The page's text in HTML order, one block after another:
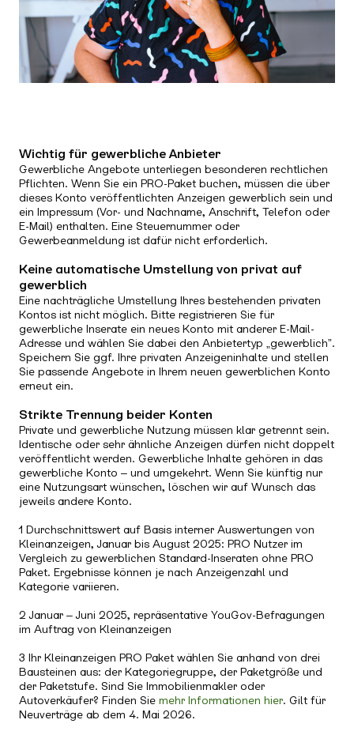
Wichtig für gewerbliche Anbieter
Gewerbliche Angebote unterliegen besonderen rechtlichen
Pflichten. Wenn Sie ein PRO-Paket buchen, müssen die über
dieses Konto veröffentlichten Anzeigen gewerblich sein und
ein Impressum (Vor- und Nachname, Anschrift, Telefon oder
E-Mail) enthalten. Eine Steuernummer oder
Gewerbeanmeldung ist dafür nicht erforderlich.
Keine automatische Umstellung von privat auf
gewerblich
Eine nachträgliche Umstellung Ihres bestehenden privaten
Kontos ist nicht möglich. Bitte registrieren Sie für
gewerbliche Inserate ein neues Konto mit anderer E-Mail-
Adresse und wählen Sie dabei den Anbietertyp „gewerblich”.
Speichern Sie ggf. Ihre privaten Anzeigeninhalte und stellen
Sie passende Angebote in Ihrem neuen gewerblichen Konto
erneut ein.
Strikte Trennung beider Konten
Private und gewerbliche Nutzung müssen klar getrennt sein.
Identische oder sehr ähnliche Anzeigen dürfen nicht doppelt
veröffentlicht werden. Gewerbliche Inhalte gehören in das
gewerbliche Konto – und umgekehrt. Wenn Sie künftig nur
eine Nutzungsart wünschen, löschen wir auf Wunsch das
jeweils andere Konto.
1 Durchschnittswert auf Basis interner Auswertungen von
Kleinanzeigen, Januar bis August 2025: PRO Nutzer im
Vergleich zu gewerblichen Standard-Inseraten ohne PRO
Paket. Ergebnisse können je nach Anzeigenzahl und
Kategorie variieren.
2 Januar – Juni 2025, repräsentative YouGov-Befragungen
im Auftrag von Kleinanzeigen
3 Ihr Kleinanzeigen PRO Paket wählen Sie anhand von drei
Bausteinen aus: der Kategoriegruppe, der Paketgröße und
der Paketstufe. Sind Sie Immobilienmakler oder
Autoverkäufer? Finden Sie mehr Informationen hier. Gilt für
Neuverträge ab dem 4. Mai 2026.